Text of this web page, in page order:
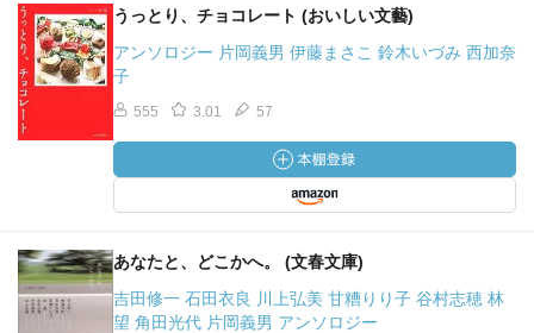
うっとり、チョコレート (おいしい文藝)
アンソロジー 片岡義男 伊藤まさこ 鈴木いづみ 西加奈
子
555 3.01 57
あなたと、どこかへ。 (文春文庫)
吉田修一 石田衣良 川上弘美 甘糟りり子 谷村志穂 林
望 角田光代 片岡義男 アンソロジー